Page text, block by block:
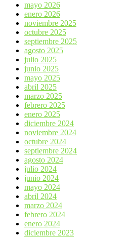
mayo 2026
enero 2026
noviembre 2025
octubre 2025
septiembre 2025
agosto 2025
julio 2025
junio 2025
mayo 2025
abril 2025
marzo 2025
febrero 2025
enero 2025
diciembre 2024
noviembre 2024
octubre 2024
septiembre 2024
agosto 2024
julio 2024
junio 2024
mayo 2024
abril 2024
marzo 2024
febrero 2024
enero 2024
diciembre 2023